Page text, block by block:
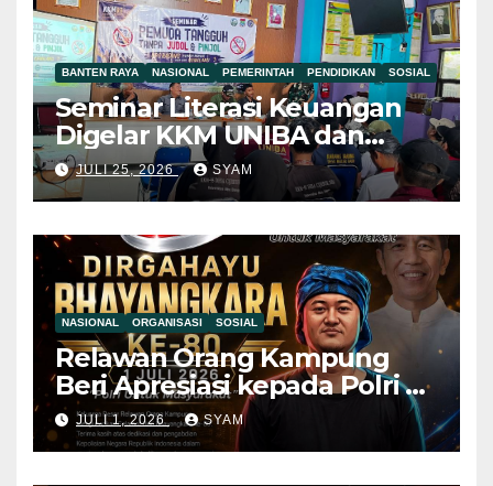
BANTEN RAYA NASIONAL PEMERINTAH PENDIDIKAN SOSIAL
Seminar Literasi Keuangan
Digelar KKM UNIBA dan
Pemdes Mekar Baru,
Pemuda Diajak Jauhi Judol
KKM UNIBA Ajak Pemuda
JULI 25, 2026 SYAM
NASIONAL ORGANISASI SOSIAL
Relawan Orang Kampung
Beri Apresiasi kepada Polri di
Hari Bhayangkara ke-80, Nilai
Sinergitas Penegakan
JULI 1, 2026 SYAM